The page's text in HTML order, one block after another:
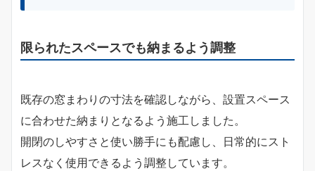
限られたスペースでも納まるよう調整
既存の窓まわりの寸法を確認しながら、設置スペース
に合わせた納まりとなるよう施工しました。
開閉のしやすさと使い勝手にも配慮し、日常的にスト
レスなく使用できるよう調整しています。